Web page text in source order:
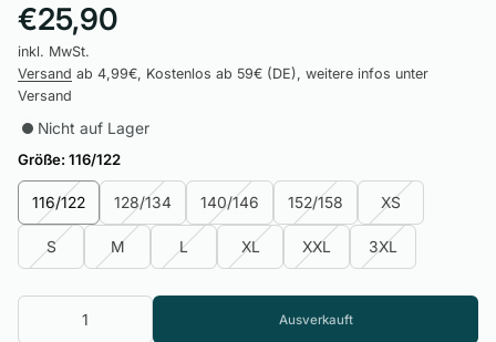
€25,90
inkl. MwSt.
Versand ab 4,99€, Kostenlos ab 59€ (DE), weitere infos unter
Versand
Nicht auf Lager
Größe: 116/122
116/122 128/134 140/146 152/158 XS
S M L XL XXL 3XL
Ausverkauft